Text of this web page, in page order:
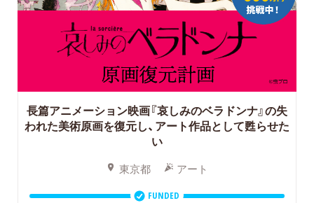
長篇アニメーション映画『哀しみのベラドンナ』の失
われた美術原画を復元し、アート作品として甦らせた
い
東京都 アート
FUNDED